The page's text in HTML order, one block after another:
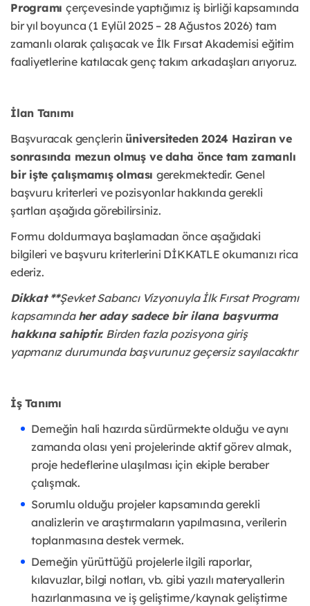
Programı çerçevesinde yaptığımız iş birliği kapsamında
bir yıl boyunca (1 Eylül 2025 – 28 Ağustos 2026) tam
zamanlı olarak çalışacak ve İlk Fırsat Akademisi eğitim
faaliyetlerine katılacak genç takım arkadaşları arıyoruz.
İlan Tanımı
Başvuracak gençlerin üniversiteden 2024 Haziran ve
sonrasında mezun olmuş ve daha önce tam zamanlı
bir işte çalışmamış olması gerekmektedir. Genel
başvuru kriterleri ve pozisyonlar hakkında gerekli
şartları aşağıda görebilirsiniz.
Formu doldurmaya başlamadan önce aşağıdaki
bilgileri ve başvuru kriterlerini DİKKATLE okumanızı rica
ederiz.
Dikkat **Şevket Sabancı Vizyonuyla İlk Fırsat Programı
kapsamında her aday sadece bir ilana başvurma
hakkına sahiptir. Birden fazla pozisyona giriş
yapmanız durumunda başvurunuz geçersiz sayılacaktır
İş Tanımı
Derneğin hali hazırda sürdürmekte olduğu ve aynı
zamanda olası yeni projelerinde aktif görev almak,
proje hedeflerine ulaşılması için ekiple beraber
çalışmak.
Sorumlu olduğu projeler kapsamında gerekli
analizlerin ve araştırmaların yapılmasına, verilerin
toplanmasına destek vermek.
Derneğin yürüttüğü projelerle ilgili raporlar,
kılavuzlar, bilgi notları, vb. gibi yazılı materyallerin
hazırlanmasına ve iş geliştirme/kaynak geliştirme